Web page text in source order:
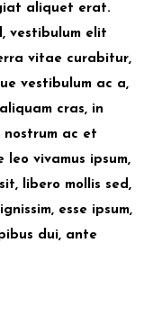
aliquet erat.
vestibulum elit
vitae curabitur,
vestibulum ac a,
cras, in
ac et
vivamus ipsum,
libero mollis sed,
esse ipsum,
dui, ante